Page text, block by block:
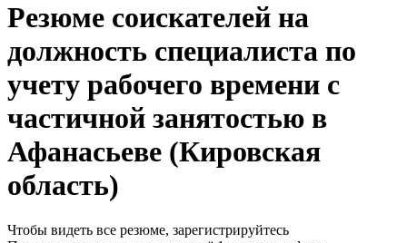
Резюме соискателей на
должность специалиста по
учету рабочего времени с
частичной занятостью в
Афанасьеве (Кировская
область)
Чтобы видеть все резюме, зарегистрируйтесь